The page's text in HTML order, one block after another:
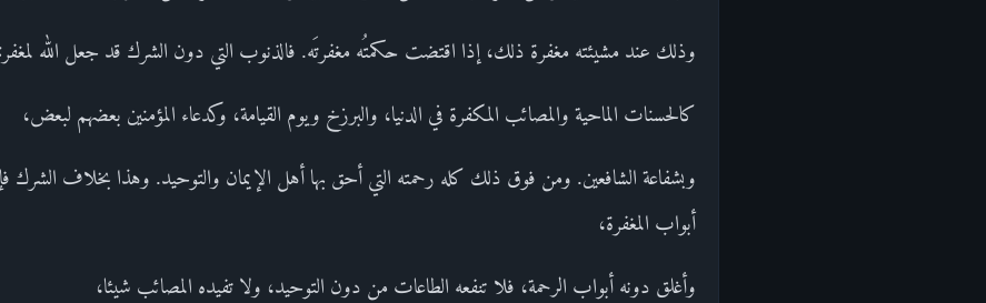
وذلك عند مشيئته مغفرة ذلك، إذا اقتضت حكمتُه مغفرتَه. فالذنوب التي دون الشرك قد جعل الله
كالحسنات الماحية والمصائب المكفرة في الدنيا، والبرزخ ويوم القيامة، وكدعاء المؤمنين بعضهم لبعض،
وبشفاعة الشافعين. ومن فوق ذلك كله رحمته التي أحق بها أهل الإيمان والتوحيد. وهذا بخلاف الشرك
أبواب المغفرة،
وأغلق دونه أبواب الرحمة، فلا تنفعه الطاعات من دون التوحيد، ولا تفيده المصائب شيئا،